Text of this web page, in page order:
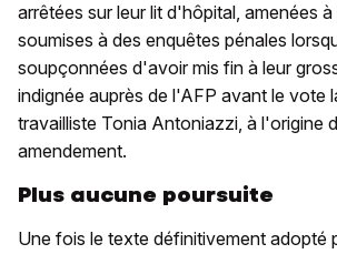
arrêtées sur leur lit d'hôpital, amenées
soumises à des enquêtes pénales
soupçonnées d'avoir mis fin à leur
indignée auprès de l'AFP avant le vote
travailliste Tonia Antoniazzi, à l'origine
amendement.
Plus aucune poursuite
Une fois le texte définitivement adopté